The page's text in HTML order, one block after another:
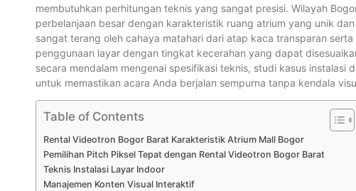
membutuhkan perhitungan teknis yang sangat presisi. Wilayah
perbelanjaan besar dengan karakteristik ruang atrium yang unik
sangat terang oleh cahaya matahari dari atap kaca transparan
penggunaan layar dengan tingkat kecerahan yang dapat
secara mendalam mengenai spesifikasi teknis, studi kasus instalasi
untuk memastikan acara Anda berjalan sempurna tanpa kendala
Table of Contents
Rental Videotron Bogor Barat Karakteristik Atrium Mall Bogor
Pemilihan Pitch Piksel Tepat dengan Rental Videotron Bogor Barat
Teknis Instalasi Layar Indoor
Manajemen Konten Visual Interaktif